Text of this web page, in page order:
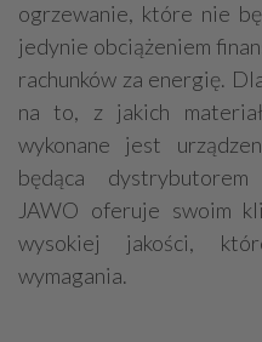
ogrzewanie, które nie
jedynie obciążeniem
rachunków za energię.
na to, z jakich
wykonane jest
będąca
JAWO oferuje swoim
wysokiej jakości,
wymagania.